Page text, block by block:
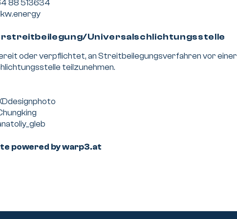
88 513634
Universal­schlichtungs­stelle
oder verpflichtet, an Streitbeilegungsverfahren vor einer
teilzunehmen.
powered by warp3.at